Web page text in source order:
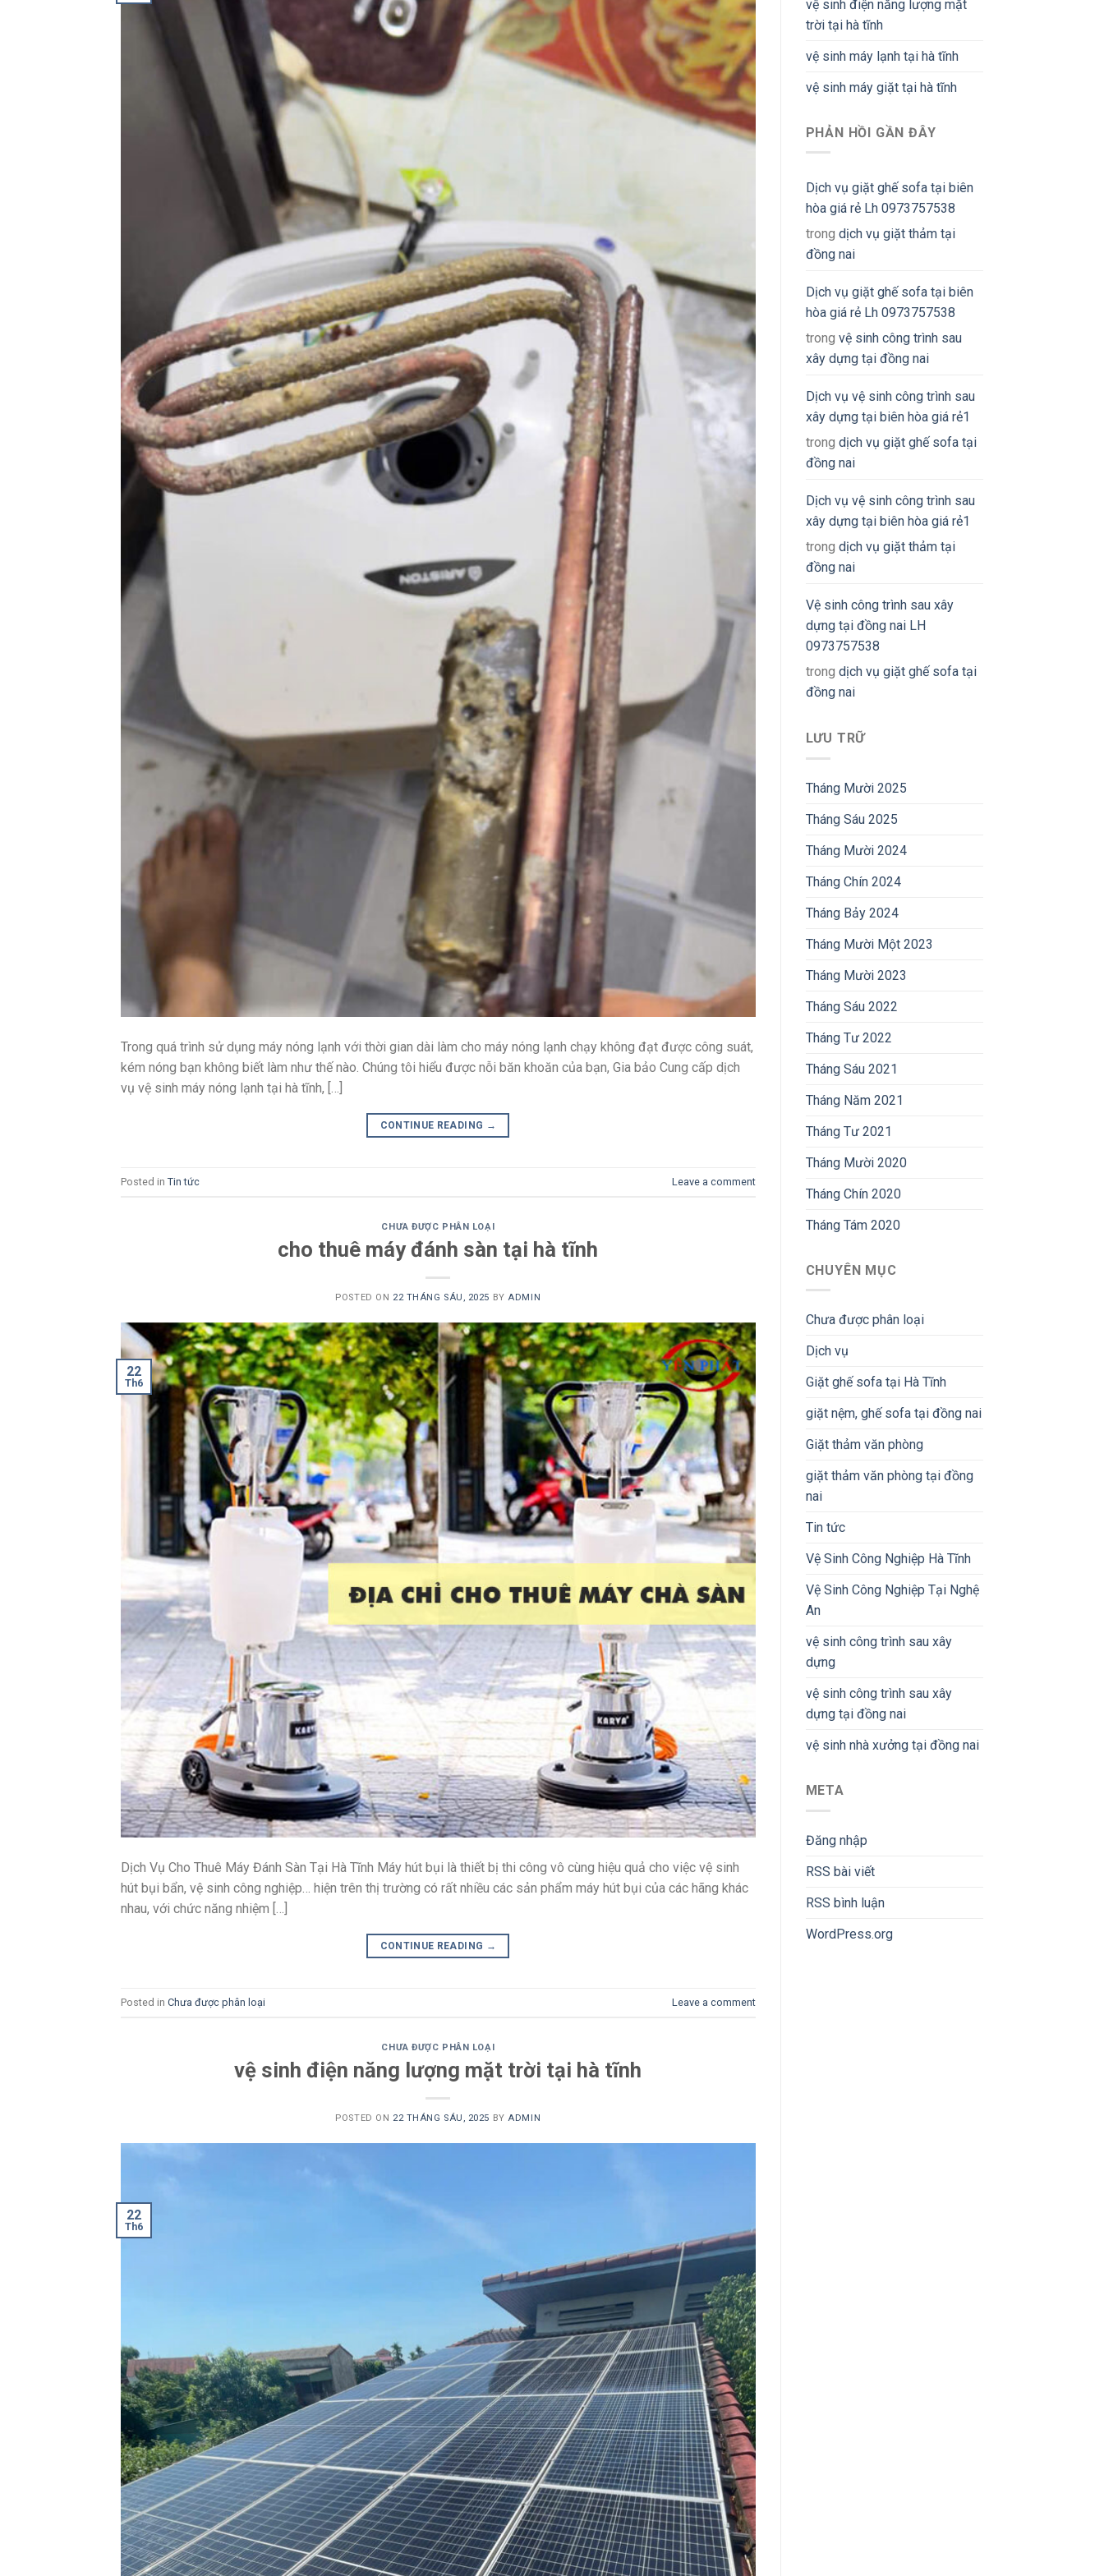
Trong quá trình sử dụng máy nóng lạnh với thời gian dài làm cho máy nóng lạnh chạy không đạt được công suát,
kém nóng bạn không biết làm như thế nào. Chúng tôi hiểu được nỗi băn khoăn của bạn, Gia bảo Cung cấp dịch
vụ vệ sinh máy nóng lạnh tại hà tĩnh, […]
CONTINUE READING →
Posted in Tin tức Leave a comment
CHƯA ĐƯỢC PHÂN LOẠI
cho thuê máy đánh sàn tại hà tĩnh
POSTED ON 22 THÁNG SÁU, 2025 BYADMIN
22
Th6
Dịch Vụ Cho Thuê Máy Đánh Sàn Tại Hà Tĩnh Máy hút bụi là thiết bị thi công vô cùng hiệu quả cho việc vệ sinh
hút bụi bẩn, vệ sinh công nghiệp… hiện trên thị trường có rất nhiều các sản phẩm máy hút bụi của các hãng khác
nhau, với chức năng nhiệm […]
CONTINUE READING →
Posted in Chưa được phân loại Leave a comment
CHƯA ĐƯỢC PHÂN LOẠI
vệ sinh điện năng lượng mặt trời tại hà tĩnh
POSTED ON 22 THÁNG SÁU, 2025 BYADMIN
22
Th6
vệ sinh điện năng lượng mặt
trời tại hà tĩnh
vệ sinh máy lạnh tại hà tĩnh
vệ sinh máy giặt tại hà tĩnh
PHẢN HỒI GẦN ĐÂY
Dịch vụ giặt ghế sofa tại biên
hòa giá rẻ Lh 0973757538
trong dịch vụ giặt thảm tại
đồng nai
Dịch vụ giặt ghế sofa tại biên
hòa giá rẻ Lh 0973757538
trong vệ sinh công trình sau
xây dựng tại đồng nai
Dịch vụ vệ sinh công trình sau
xây dựng tại biên hòa giá rẻ1
trong dịch vụ giặt ghế sofa tại
đồng nai
Dịch vụ vệ sinh công trình sau
xây dựng tại biên hòa giá rẻ1
trong dịch vụ giặt thảm tại
đồng nai
Vệ sinh công trình sau xây
dựng tại đồng nai LH
0973757538
trong dịch vụ giặt ghế sofa tại
đồng nai
LƯU TRỮ
Tháng Mười 2025
Tháng Sáu 2025
Tháng Mười 2024
Tháng Chín 2024
Tháng Bảy 2024
Tháng Mười Một 2023
Tháng Mười 2023
Tháng Sáu 2022
Tháng Tư 2022
Tháng Sáu 2021
Tháng Năm 2021
Tháng Tư 2021
Tháng Mười 2020
Tháng Chín 2020
Tháng Tám 2020
CHUYÊN MỤC
Chưa được phân loại
Dịch vụ
Giặt ghế sofa tại Hà Tĩnh
giặt nệm, ghế sofa tại đồng nai
Giặt thảm văn phòng
giặt thảm văn phòng tại đồng
nai
Tin tức
Vệ Sinh Công Nghiệp Hà Tĩnh
Vệ Sinh Công Nghiệp Tại Nghệ
An
vệ sinh công trình sau xây
dựng
vệ sinh công trình sau xây
dựng tại đồng nai
vệ sinh nhà xưởng tại đồng nai
META
Đăng nhập
RSS bài viết
RSS bình luận
WordPress.org